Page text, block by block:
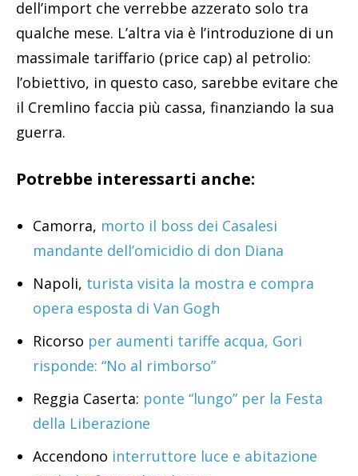
dell’import che verrebbe azzerato solo tra
qualche mese. L’altra via è l’introduzione di un
massimale tariffario (price cap) al petrolio:
l’obiettivo, in questo caso, sarebbe evitare che
il Cremlino faccia più cassa, finanziando la sua
guerra.
Potrebbe interessarti anche:
Camorra, morto il boss dei Casalesi
mandante dell’omicidio di don Diana
Napoli, turista visita la mostra e compra
opera esposta di Van Gogh
Ricorso per aumenti tariffe acqua, Gori
risponde: “No al rimborso”
Reggia Caserta: ponte “lungo” per la Festa
della Liberazione
Accendono interruttore luce e abitazione